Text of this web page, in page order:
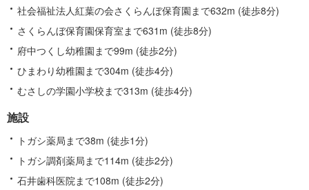
社会福祉法人紅葉の会さくらんぼ保育園まで632m (徒歩8分)
さくらんぼ保育園保育室まで631m (徒歩8分)
府中つくし幼稚園まで99m (徒歩2分)
ひまわり幼稚園まで304m (徒歩4分)
むさしの学園小学校まで313m (徒歩4分)
施設
トガシ薬局まで38m (徒歩1分)
トガシ調剤薬局まで114m (徒歩2分)
石井歯科医院まで108m (徒歩2分)